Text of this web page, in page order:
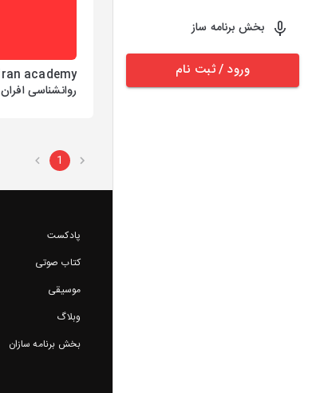
بخش برنامه ساز
ورود / ثبت نام
روانشناسی افران
1
پادکست
کتاب صوتی
موسیقی
وبلاگ
بخش برنامه سازان